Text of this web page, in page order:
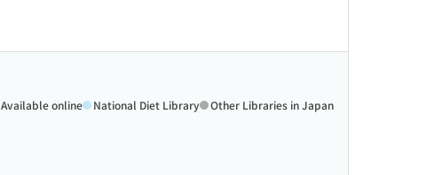
Available online National Diet Library Other Libraries in Japan